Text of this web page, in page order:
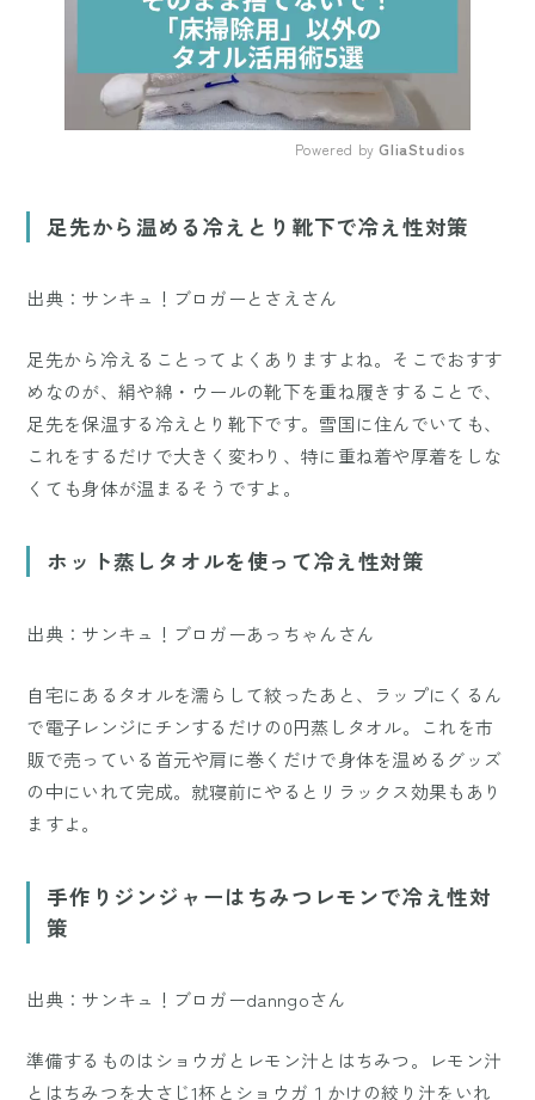
Powered by GliaStudios
足先から温める冷えとり靴下で冷え性対策
出典：サンキュ！ブロガーとさえさん
足先から冷えることってよくありますよね。そこでおすす
めなのが、絹や綿・ウールの靴下を重ね履きすることで、
足先を保温する冷えとり靴下です。雪国に住んでいても、
これをするだけで大きく変わり、特に重ね着や厚着をしな
くても身体が温まるそうですよ。
ホット蒸しタオルを使って冷え性対策
出典：サンキュ！ブロガーあっちゃんさん
自宅にあるタオルを濡らして絞ったあと、ラップにくるん
で電子レンジにチンするだけの0円蒸しタオル。これを市
販で売っている首元や肩に巻くだけで身体を温めるグッズ
の中にいれて完成。就寝前にやるとリラックス効果もあり
ますよ。
手作りジンジャーはちみつレモンで冷え性対
策
出典：サンキュ！ブロガーdanngoさん
準備するものはショウガとレモン汁とはちみつ。レモン汁
とはちみつを大さじ1杯とショウガ１かけの絞り汁をいれ